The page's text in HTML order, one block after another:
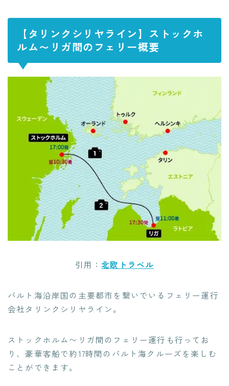
【タリンクシリヤライン】ストックホ
ルム〜リガ間のフェリー概要
引用：北欧トラベル
バルト海沿岸国の主要都市を繋いでいるフェリー運行
会社タリンクシリヤライン。
ストックホルム〜リガ間のフェリー運行も行ってお
り、豪華客船で約17時間のバルト海クルーズを楽しむ
ことができます。